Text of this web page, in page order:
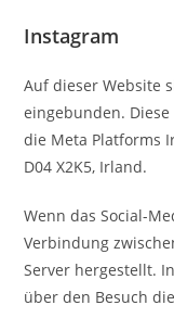
Instagram
Auf dieser Website
eingebunden.
die Meta Platforms
D04 X2K5, Irland.
Wenn das Social-
Verbindung
Server hergestellt.
über den Besuch